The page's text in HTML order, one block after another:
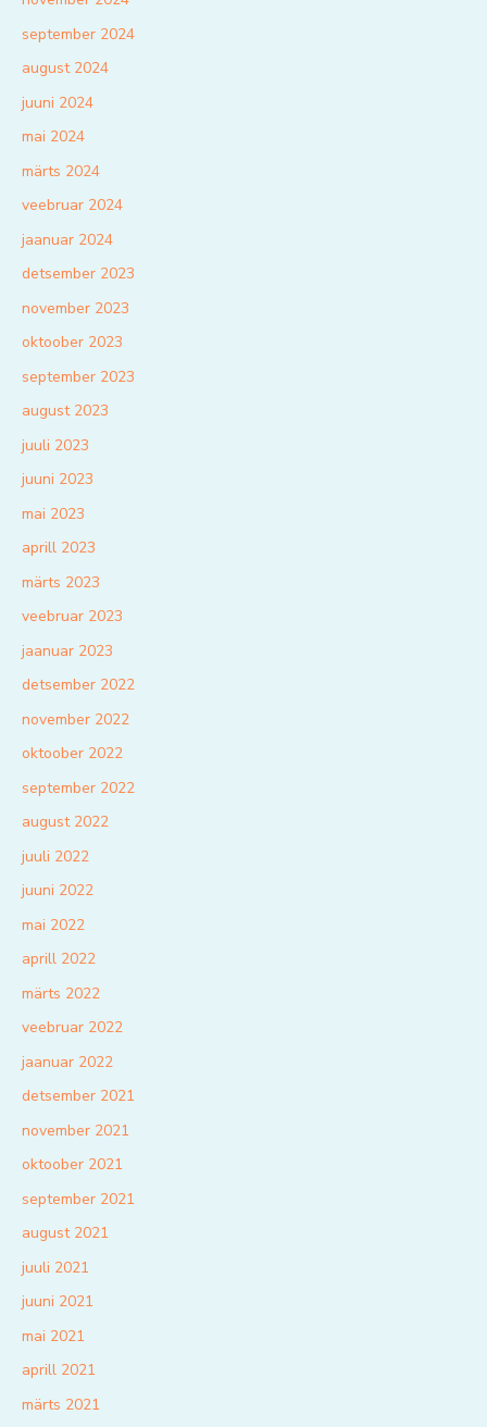
september 2024
august 2024
juuni 2024
mai 2024
märts 2024
veebruar 2024
jaanuar 2024
detsember 2023
november 2023
oktoober 2023
september 2023
august 2023
juuli 2023
juuni 2023
mai 2023
aprill 2023
märts 2023
veebruar 2023
jaanuar 2023
detsember 2022
november 2022
oktoober 2022
september 2022
august 2022
juuli 2022
juuni 2022
mai 2022
aprill 2022
märts 2022
veebruar 2022
jaanuar 2022
detsember 2021
november 2021
oktoober 2021
september 2021
august 2021
juuli 2021
juuni 2021
mai 2021
aprill 2021
märts 2021